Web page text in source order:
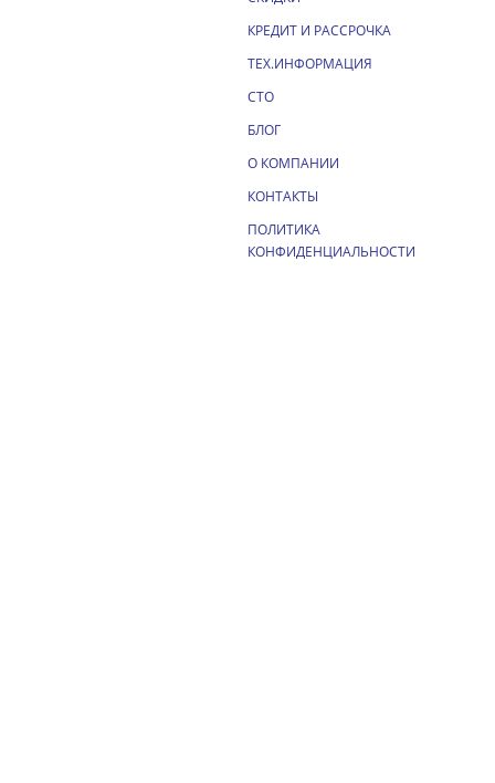
КРЕДИТ И РАССРОЧКА
ТЕХ.ИНФОРМАЦИЯ
СТО
БЛОГ
О КОМПАНИИ
КОНТАКТЫ
ПОЛИТИКА
КОНФИДЕНЦИАЛЬНОСТИ